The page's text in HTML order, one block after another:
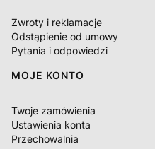
Zwroty i reklamacje
Odstąpienie od umowy
Pytania i odpowiedzi
MOJE KONTO
Twoje zamówienia
Ustawienia konta
Przechowalnia